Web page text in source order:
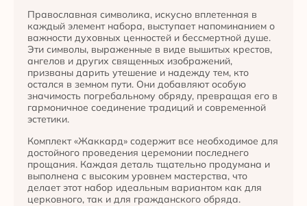
Православная символика, искусно вплетенная в
каждый элемент набора, выступает напоминанием о
важности духовных ценностей и бессмертной душе.
Эти символы, выраженные в виде вышитых крестов,
ангелов и других священных изображений,
призваны дарить утешение и надежду тем, кто
остался в земном пути. Они добавляют особую
значимость погребальному обряду, превращая его в
гармоничное соединение традиций и современной
эстетики.
Комплект «Жаккард» содержит все необходимое для
достойного проведения церемонии последнего
прощания. Каждая деталь тщательно продумана и
выполнена с высоким уровнем мастерства, что
делает этот набор идеальным вариантом как для
церковного, так и для гражданского обряда.